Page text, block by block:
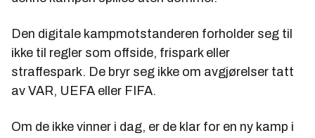
Den digitale kampmotstanderen forholder seg til
ikke til regler som offside, frispark eller
straffespark. De bryr seg ikke om avgjørelser tatt
av VAR, UEFA eller FIFA.
Om de ikke vinner i dag, er de klar for en ny kamp i